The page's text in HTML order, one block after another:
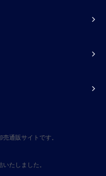
通販サイトです。
たしました。